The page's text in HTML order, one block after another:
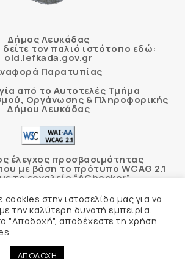
Δήμος Λευκάδας
τον παλιό ιστότοπο εδώ:
old.lefkada.gov.gr
Παρατυπίας
από το Αυτοτελές Τμήμα
Οργάνωσης & Πληροφορικής
Δήμου Λευκάδας
έλεγχος προσβασιμότητας
με βάση το πρότυπο WCAG 2.1
το εργαλείο “AChecker”
Προσβασιμότητας
–
Δεδομένων
στην ιστοσελίδα μας για να
την καλύτερη δυνατή εμπειρία.
"Αποδοχή", αποδέχεστε τη χρήση
ΑΠΟΔΟΧΗ